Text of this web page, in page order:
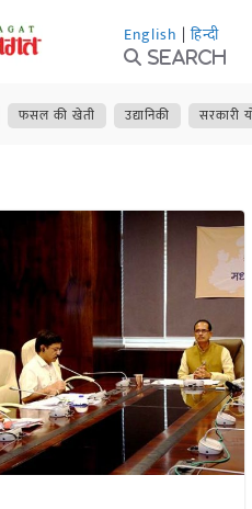
English | हिन्दी
Search
फसल की खेती उद्यानिकी सरकारी